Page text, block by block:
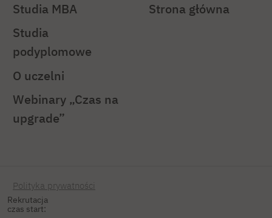
Rekrutacja
czas start:
Studia MBA
Studia
podyplomowe
O uczelni
Webinary „Czas na
upgrade”
Strona główna
Polityka prywatności